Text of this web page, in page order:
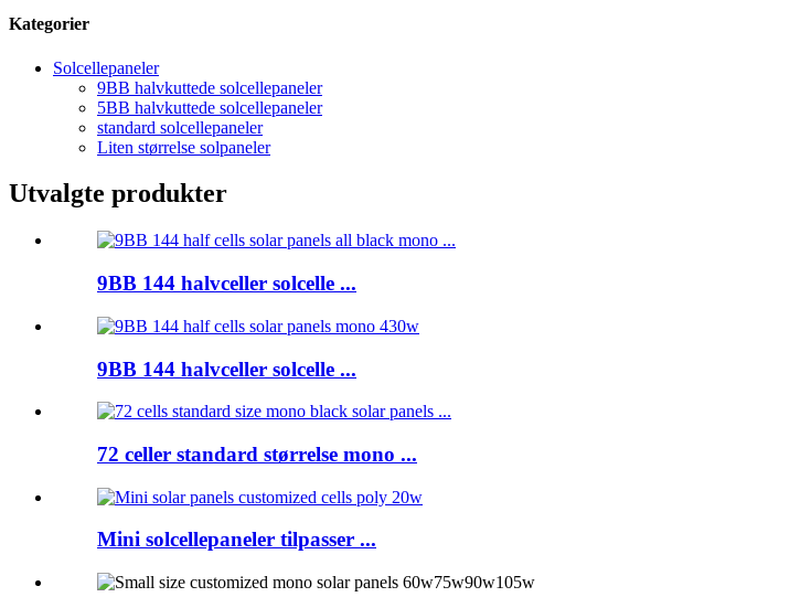
Kategorier
Solcellepaneler
9BB halvkuttede solcellepaneler
5BB halvkuttede solcellepaneler
standard solcellepaneler
Liten størrelse solpaneler
Utvalgte produkter
9BB 144 halvceller solcelle ...
9BB 144 halvceller solcelle ...
72 celler standard størrelse mono ...
Mini solcellepaneler tilpasser ...